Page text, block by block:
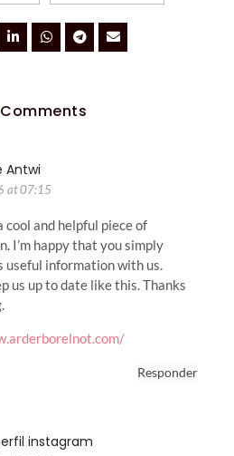
Comments
Antwi
at 07:15
cool and helpful piece of
I’m happy that you simply
useful information with us.
us up to date like this. Thanks
Responder
instagram